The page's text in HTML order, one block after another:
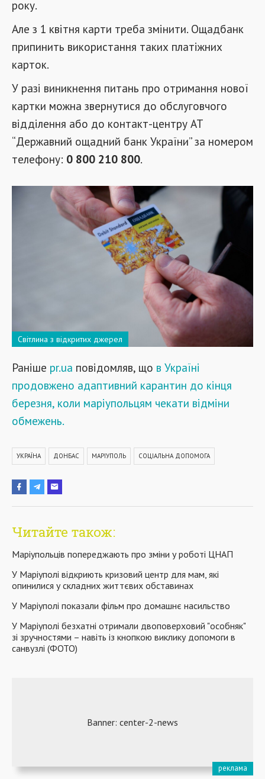
року.
Але з 1 квітня карти треба змінити. Ощадбанк
припинить використання таких платіжних
карток.
У разі виникнення питань про отримання нової
картки можна звернутися до обслуговчого
відділення або до контакт-центру АТ
“Державний ощадний банк України” за номером
телефону: 0 800 210 800.
Світлина з відкритих джерел
Раніше pr.ua повідомляв, що в Україні
продовжено адаптивний карантин до кінця
березня, коли маріупольцям чекати відміни
обмежень.
УКРАЇНА ДОНБАС МАРІУПОЛЬ СОЦІАЛЬНА ДОПОМОГА
Читайте також:
Маріупольців попереджають про зміни у роботі ЦНАП
У Маріуполі відкриють кризовий центр для мам, які
опинилися у складних життєвих обставинах
У Маріуполі показали фільм про домашнє насильство
У Маріуполі безхатні отримали двоповерховий "особняк"
зі зручностями – навіть із кнопкою виклику допомоги в
санвузлі (ФОТО)